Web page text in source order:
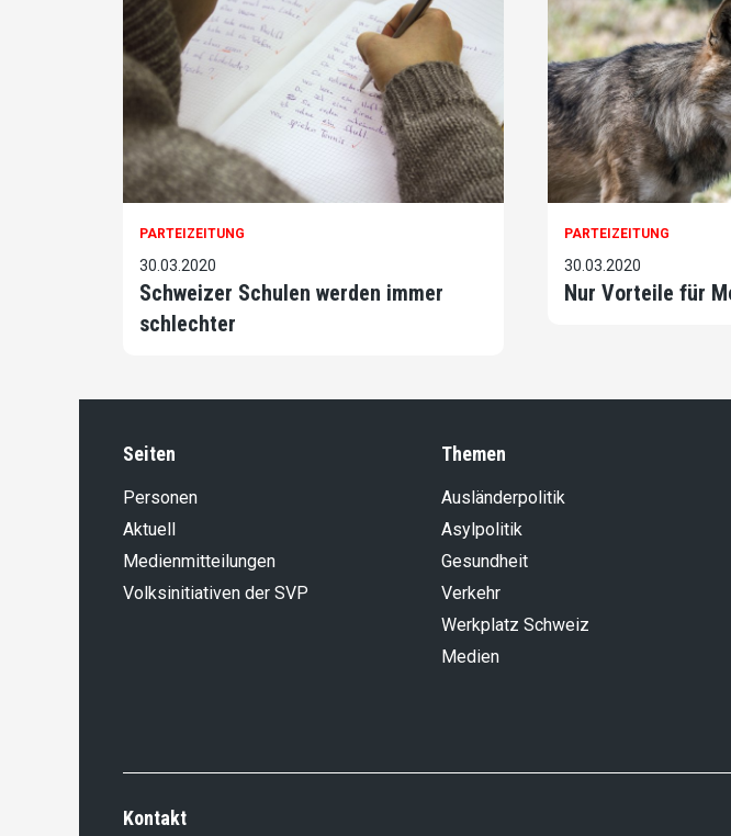
PARTEIZEITUNG
30.03.2020
Schweizer Schulen werden immer
schlechter
PARTEIZEITUNG
30.03.2020
Nur Vorteile für
Seiten
Personen
Aktuell
Medienmitteilungen
Volksinitiativen der SVP
Themen
Ausländer­politik
Asylpolitik
Gesundheit
Verkehr
Werkplatz Schweiz
Medien
Kontakt